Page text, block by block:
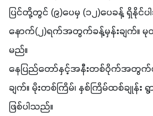
ပြင်တို့တွင် (၉)ပေမှ (၁၂)ပေခန့် ရှိနိုင်ပ
နောက်(၂)ရက်အတွက်ခန့်မှန်းချက်။
မည်။
နေပြည်တော်နှင့်အနီးတစ်ဝိုက်အတွ
ချက်။ မိုးတစ်ကြိမ်၊ နှစ်ကြိမ်ထစ်ချုန်း
ဖြစ်ပါသည်။